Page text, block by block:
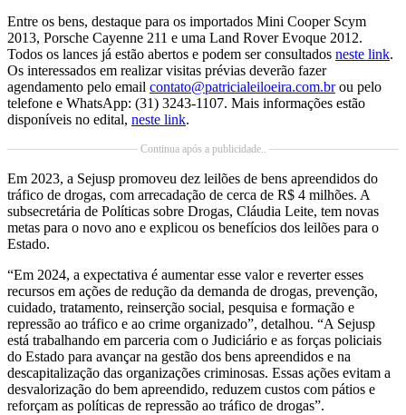
Entre os bens, destaque para os importados Mini Cooper Scym
2013, Porsche Cayenne 211 e uma Land Rover Evoque 2012.
Todos os lances já estão abertos e podem ser consultados neste link.
Os interessados em realizar visitas prévias deverão fazer
agendamento pelo email contato@patricialeiloeira.com.brou pelo
telefone e WhatsApp: (31) 3243-1107. Mais informações estão
disponíveis no edital, neste link.
Continua após a publicidade..
Em 2023, a Sejusp promoveu dez leilões de bens apreendidos do
tráfico de drogas, com arrecadação de cerca de R$ 4 milhões. A
subsecretária de Políticas sobre Drogas, Cláudia Leite, tem novas
metas para o novo ano e explicou os benefícios dos leilões para o
Estado.
“Em 2024, a expectativa é aumentar esse valor e reverter esses
recursos em ações de redução da demanda de drogas, prevenção,
cuidado, tratamento, reinserção social, pesquisa e formação e
repressão ao tráfico e ao crime organizado”, detalhou. “A Sejusp
está trabalhando em parceria com o Judiciário e as forças policiais
do Estado para avançar na gestão dos bens apreendidos e na
descapitalização das organizações criminosas. Essas ações evitam a
desvalorização do bem apreendido, reduzem custos com pátios e
reforçam as políticas de repressão ao tráfico de drogas”.